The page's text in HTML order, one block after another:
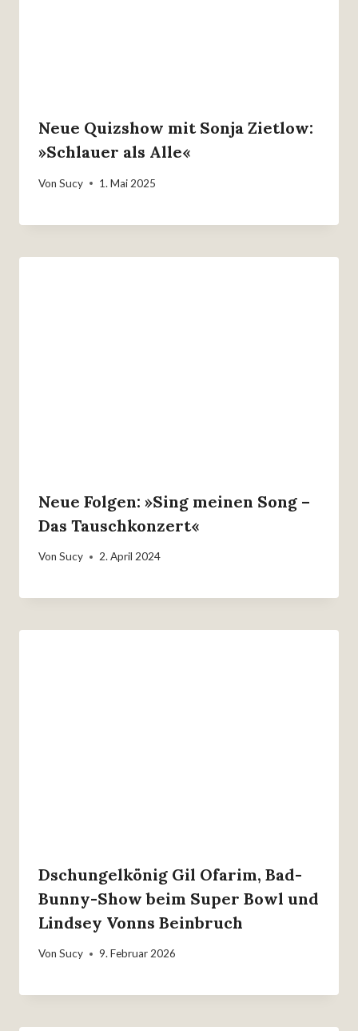
Neue Quizshow mit Sonja Zietlow:
»Schlauer als Alle«
Von Sucy 1. Mai 2025
Neue Folgen: »Sing meinen Song –
Das Tauschkonzert«
Von Sucy 2. April 2024
Dschungelkönig Gil Ofarim, Bad-
Bunny-Show beim Super Bowl und
Lindsey Vonns Beinbruch
Von Sucy 9. Februar 2026